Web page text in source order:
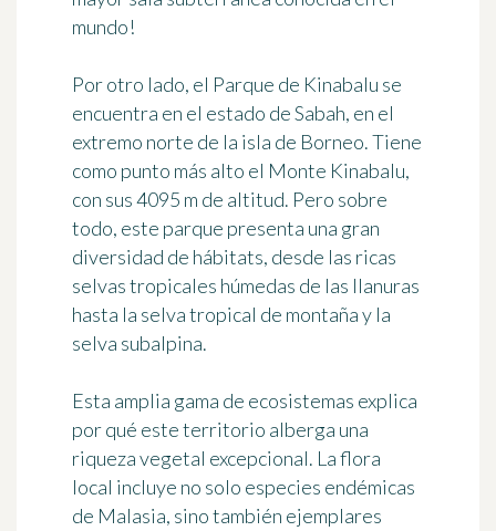
mundo!
Por otro lado, el Parque de Kinabalu se
encuentra en el estado de Sabah, en el
extremo norte de la isla de Borneo. Tiene
como punto más alto el Monte Kinabalu,
con sus 4095 m de altitud. Pero sobre
todo, este parque presenta una gran
diversidad de hábitats, desde las ricas
selvas tropicales húmedas de las llanuras
hasta la selva tropical de montaña y la
selva subalpina.
Esta amplia gama de ecosistemas explica
por qué este territorio alberga una
riqueza vegetal excepcional. La flora
local incluye no solo especies endémicas
de Malasia, sino también ejemplares